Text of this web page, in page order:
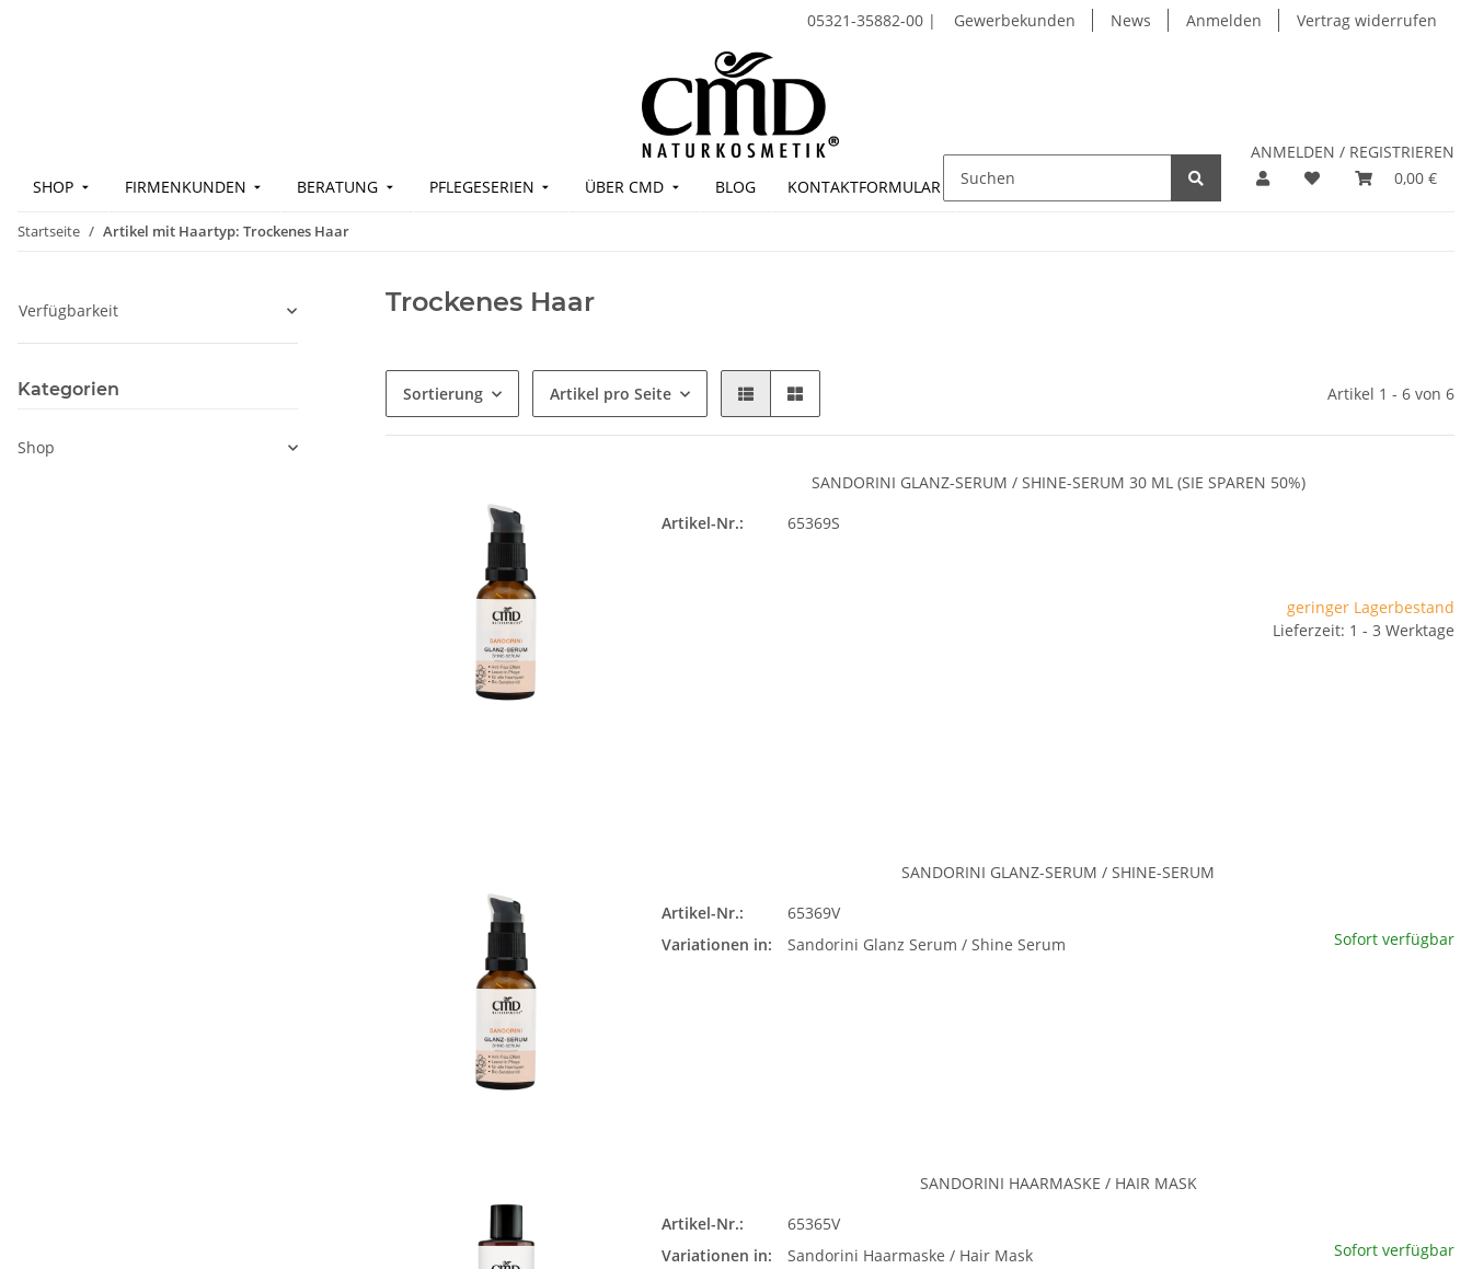
05321-35882-00 | Gewerbekunden News Anmelden Vertrag widerrufen
ANMELDEN / REGISTRIEREN
0,00 €
SHOP FIRMENKUNDEN BERATUNG PFLEGESERIEN ÜBER CMD BLOG KONTAKTFORMULAR
Startseite Artikel mit Haartyp: Trockenes Haar
Trockenes Haar
Sortierung Artikel pro Seite Artikel 1 - 6 von 6
SANDORINI GLANZ-SERUM / SHINE-SERUM 30 ML (SIE SPAREN 50%)
Artikel-Nr.:
65369S
geringer Lagerbestand
Lieferzeit: 1 - 3 Werktage
SANDORINI GLANZ-SERUM / SHINE-SERUM
Artikel-Nr.:
65369V
Variationen in:
Sandorini Glanz Serum / Shine Serum
Serum
Sofort verfügbar
SANDORINI HAARMASKE / HAIR MASK
Artikel-Nr.:
65365V
Variationen in:
Sandorini Haarmaske / Hair Mask
Mask
Sofort verfügbar
Verfügbarkeit
Kategorien
Shop